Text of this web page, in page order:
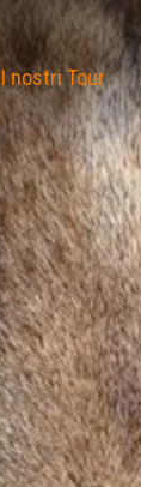
I nostri Tour